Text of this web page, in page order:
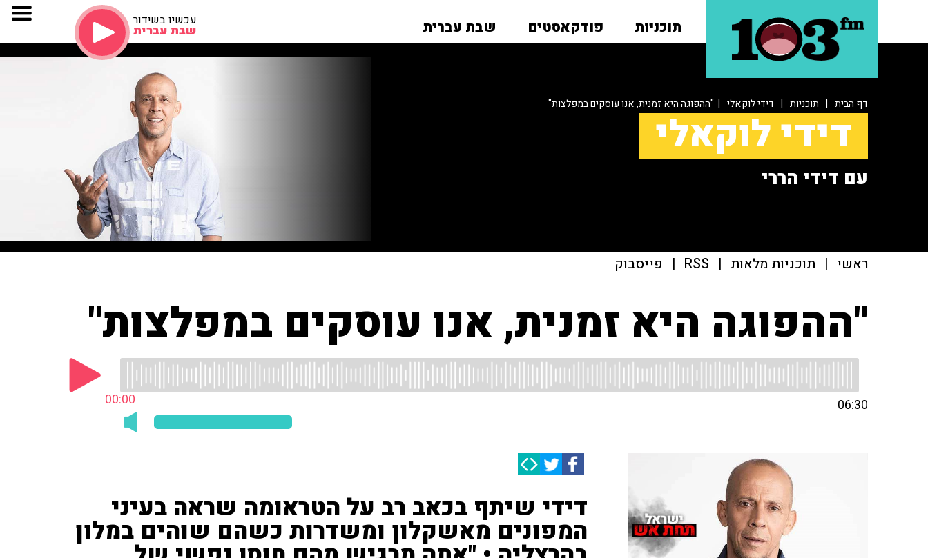
תוכניות פודקאסטים שבת עברית עכשיו בשידור
שבת עברית
דף הבית | תוכניות | דידי לוקאלי | "ההפוגה היא זמנית, אנו עוסקים במפלצות"
דידי לוקאלי
עם דידי הררי
ראשי | תוכניות מלאות |
RSS
| פייסבוק
"ההפוגה היא זמנית, אנו עוסקים במפלצות"
00:00 06:30
דידי שיתף בכאב רב על הטראומה שראה בעיני
המפונים מאשקלון ומשדרות כשהם שוהים במלון